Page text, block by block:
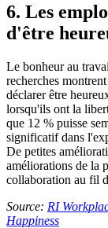
6. Les
d'être
Le bonheur au
recherches
déclarer être
lorsqu'ils ont la
que 12 % puisse
significatif dans
De petites
améliorations de la
collaboration au fil
Source: RI
Happiness